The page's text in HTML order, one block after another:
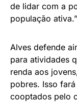
de lidar com a
população ativa.”
Alves defende
para atividades
renda aos
pobres. Isso
cooptados pelo